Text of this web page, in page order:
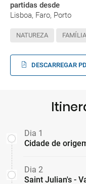
partidas desde
Lisboa, Faro, Porto
NATUREZA
DESCARREGAR
Dia 1
Cidade de
Dia 2
Saint Julian's -